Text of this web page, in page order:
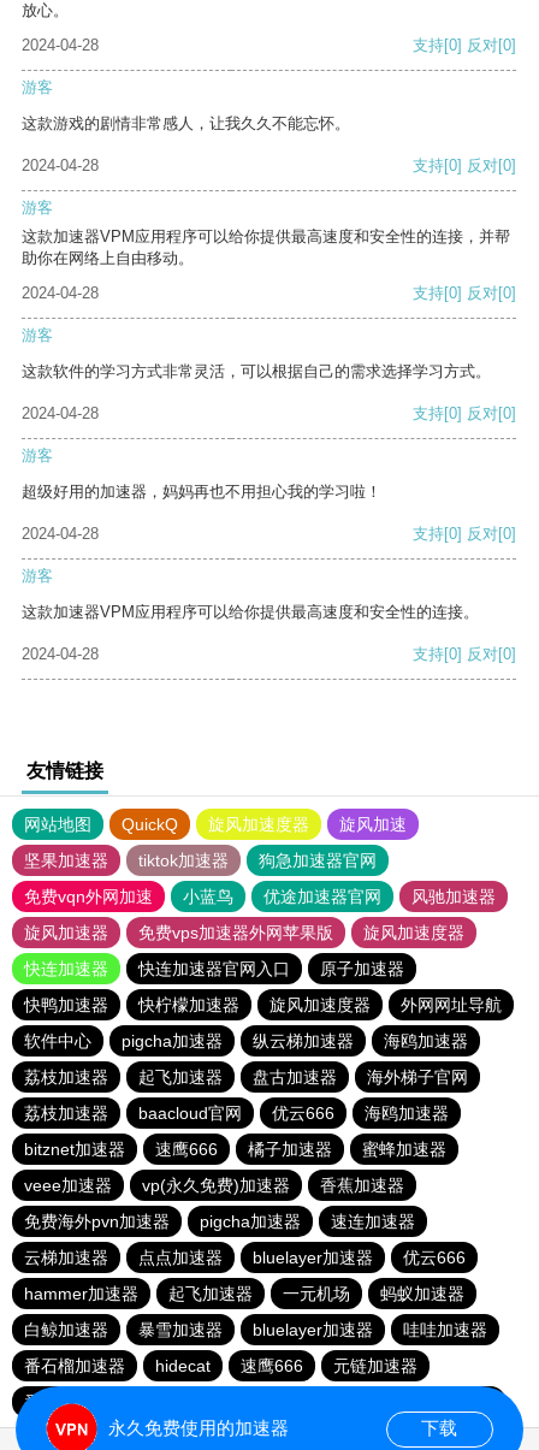
放心。
2024-04-28
支持[0] 反对[0]
游客
这款游戏的剧情非常感人，让我久久不能忘怀。
2024-04-28 支持[0] 反对[0]
游客
这款加速器VPM应用程序可以给你提供最高速度和安全性的连接，并帮
助你在网络上自由移动。
2024-04-28
支持[0] 反对[0]
游客
这款软件的学习方式非常灵活，可以根据自己的需求选择学习方式。
2024-04-28 支持[0] 反对[0]
游客
超级好用的加速器，妈妈再也不用担心我的学习啦！
2024-04-28 支持[0] 反对[0]
游客
这款加速器VPM应用程序可以给你提供最高速度和安全性的连接。
2024-04-28 支持[0] 反对[0]
友情链接
网站地图 QuickQ 旋风加速度器
旋风加速
坚果加速器
tiktok加速器
狗急加速器官网
免费vqn外网加速
小蓝鸟 优途加速器官网
风驰加速器
旋风加速器
免费vps加速器外网苹果版
旋风加速度器
快连加速器
快连加速器官网入口
原子加速器
快鸭加速器
快柠檬加速器 旋风加速度器
外网网址导航
软件中心
pigcha加速器 纵云梯加速器
海鸥加速器
荔枝加速器
起飞加速器 盘古加速器
海外梯子官网
荔枝加速器
baacloud官网 优云666
海鸥加速器
bitznet加速器
速鹰666 橘子加速器
蜜蜂加速器
veee加速器
vp(永久免费)加速器
香蕉加速器
免费海外pvn加速器
pigcha加速器
速连加速器
云梯加速器
点点加速器 bluelayer加速器
优云666
hammer加速器
起飞加速器 一元机场
蚂蚁加速器
白鲸加速器
暴雪加速器 bluelayer加速器
哇哇加速器
番石榴加速器
hidecat 速鹰666
元链加速器
番石榴加速器
永久免费使用的加速器 下载